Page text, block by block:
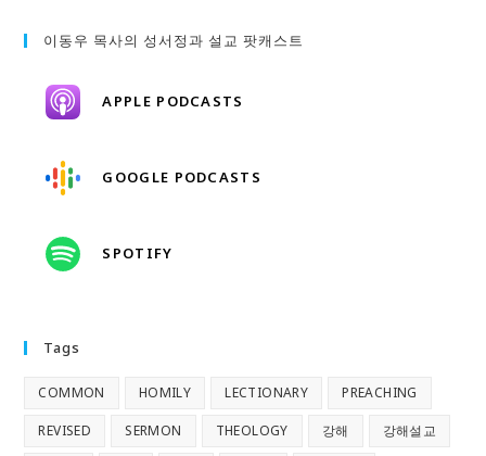
이동우 목사의 성서정과 설교 팟캐스트
APPLE PODCASTS
GOOGLE PODCASTS
SPOTIFY
Tags
COMMON HOMILY LECTIONARY PREACHING
REVISED SERMON THEOLOGY 강해 강해설교